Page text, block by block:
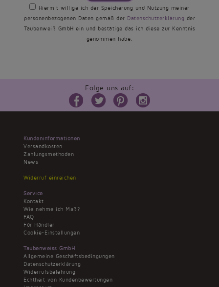
Hiermit willige ich der Speicherung und Nutzung meiner
personenbezogenen Daten gemäß der Datenschutzerklärung der
Taubenweiß GmbH ein und bestätige das ich diese zur Kenntnis
genommen habe.
Folge uns auf:
Kundeninformationen
Versandkosten
Zahlungsmethoden
News
Widerruf einreichen
Service
Kontakt
Wie nehme ich Maß?
FAQ
Für Händler
Cookie-Einstellungen
Taubenweiss GmbH
Allgemeine Geschäftsbedingungen
Datenschutzerklärung
Widerrufsbelehrung
Echtheit von Kundenbewertungen